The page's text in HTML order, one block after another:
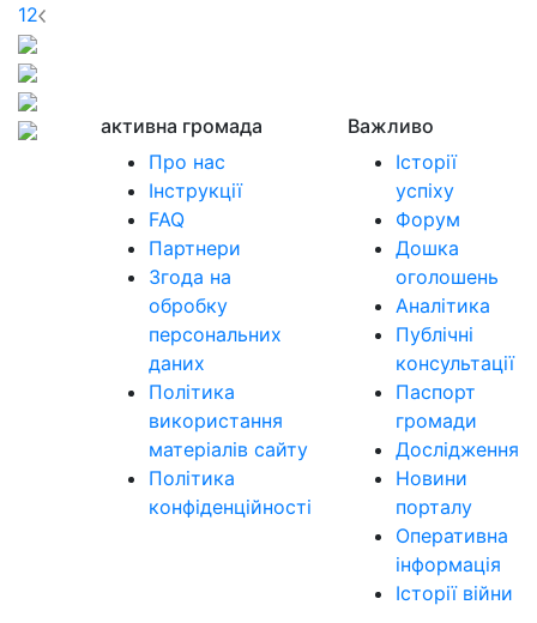
12
активна громада
Про нас
Інструкції
FAQ
Партнери
Згода на
обробку
персональних
даних
Політика
використання
матеріалів сайту
Політика
конфіденційності
Важливо
Історії
успіху
Форум
Дошка
оголошень
Аналітика
Публічні
консультації
Паспорт
громади
Дослідження
Новини
порталу
Оперативна
інформація
Історії війни